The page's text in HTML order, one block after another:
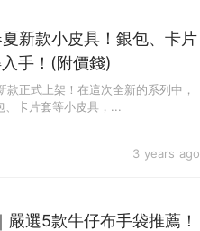
3 years ago
新款小皮具！銀包、卡片
手！(附價錢)
正式上架！在這次全新的系列中，
、卡片套等小皮具，...
選5款牛仔布手袋推薦！